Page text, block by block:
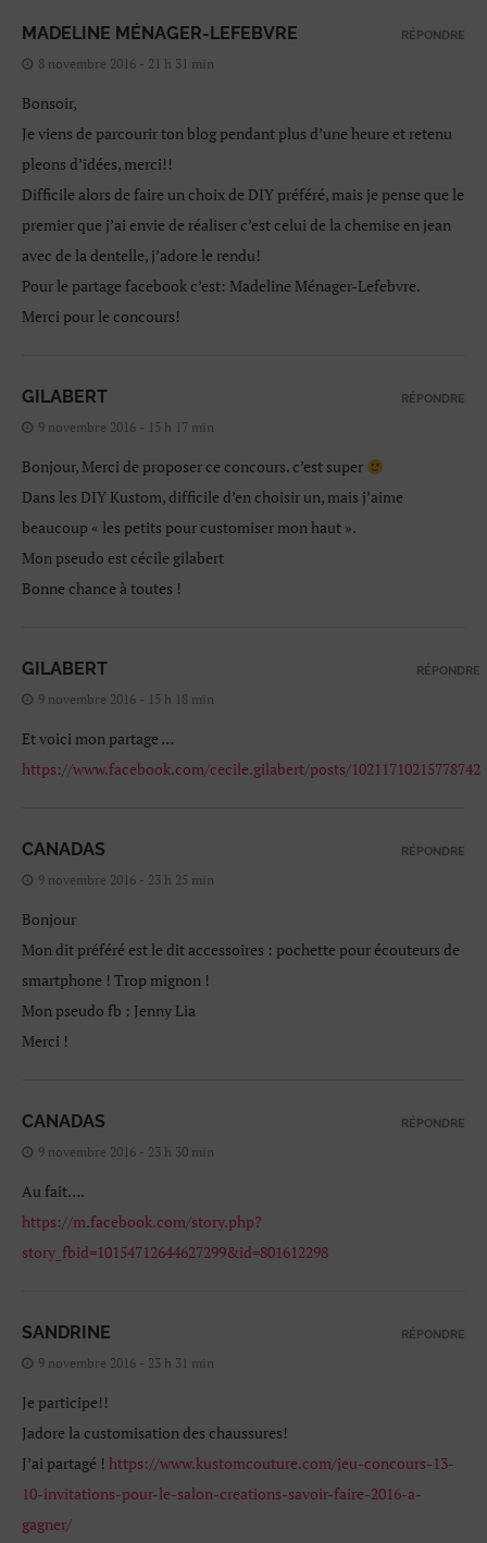
MADELINE MÉNAGER-LEFEBVRE
8 novembre 2016 - 21 h 31 min
Bonsoir,
Je viens de parcourir ton blog pendant plus d’une heure et retenu
pleons d’idées, merci!!
Difficile alors de faire un choix de DIY préféré, mais je pense que le
premier que j’ai envie de réaliser c’est celui de la chemise en jean
avec de la dentelle, j’adore le rendu!
Pour le partage facebook c’est: Madeline Ménager-Lefebvre.
Merci pour le concours!
RÉPONDRE
GILABERT
9 novembre 2016 - 15 h 17 min
Bonjour, Merci de proposer ce concours. c’est super
Dans les DIY Kustom, difficile d’en choisir un, mais j’aime
beaucoup « les petits pour customiser mon haut ».
Mon pseudo est cécile gilabert
Bonne chance à toutes !
RÉPONDRE
GILABERT
9 novembre 2016 - 15 h 18 min
Et voici mon partage …
https://www.facebook.com/cecile.gilabert/posts/10211710215778742
RÉPONDRE
CANADAS
9 novembre 2016 - 23 h 25 min
Bonjour
Mon dit préféré est le dit accessoires : pochette pour écouteurs de
smartphone ! Trop mignon !
Mon pseudo fb : Jenny Lia
Merci !
RÉPONDRE
CANADAS
9 novembre 2016 - 23 h 30 min
Au fait….
https://m.facebook.com/story.php?
story_fbid=10154712644627299&id=801612298
RÉPONDRE
SANDRINE
9 novembre 2016 - 23 h 31 min
Je participe!!
Jadore la customisation des chaussures!
J’ai partagé ! https://www.kustomcouture.com/jeu-concours-13-
10-invitations-pour-le-salon-creations-savoir-faire-2016-a-
gagner/
RÉPONDRE